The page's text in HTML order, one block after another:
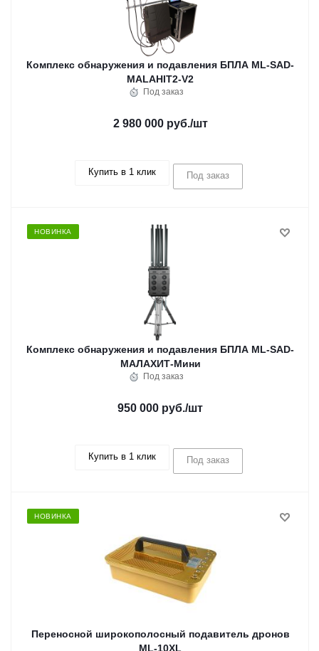
Комплекс обнаружения и подавления БПЛА ML-SAD-
MALAHIT2-V2
Под заказ
2 980 000 руб./шт
Купить в 1 клик Под заказ
НОВИНКА
Комплекс обнаружения и подавления БПЛА ML-SAD-
МАЛАХИТ-Мини
Под заказ
950 000 руб./шт
Купить в 1 клик Под заказ
НОВИНКА
Переносной широкополосный подавитель дронов
ML-10XL